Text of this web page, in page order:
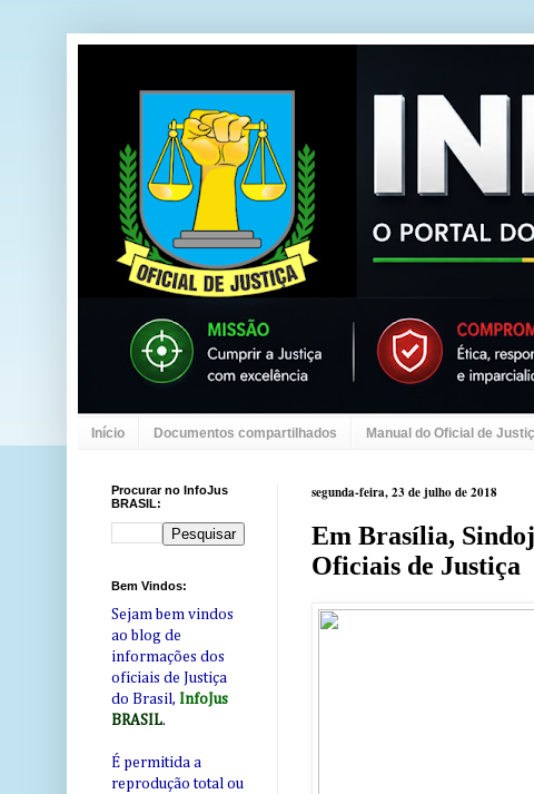
Início Documentos compartilhados Manual do Oficial de
segunda-feira, 23 de julho de 2018
Em Brasília,
Oficiais de Justiça
Procurar no InfoJus
BRASIL:
Bem Vindos:
Sejam bem vindos
ao blog de
informações dos
oficiais de Justiça
do Brasil, InfoJus
BRASIL.
É permitida a
reprodução total ou